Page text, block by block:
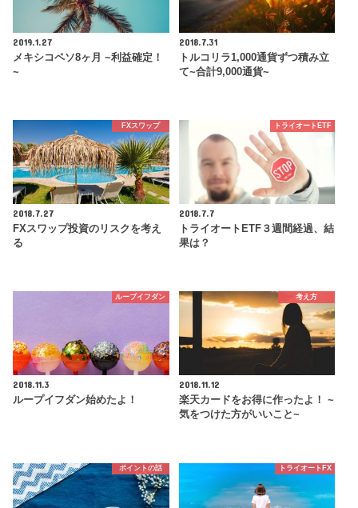
2019.1.27
メキシコペソ8ヶ月 ~利益確定！
~
2018.7.31
トルコリラ1,000通貨ずつ積み立
て~合計9,000通貨~
FXスワップ
2018.7.27
FXスワップ投資のリスクを考え
る
トライオートETF
2018.7.7
トライオートETF３週間経過、結
果は？
ループイフダン
2018.11.3
ループイフダン始めたよ！
考え方
2018.11.12
楽天カードをお得に作ったよ！ ~
気をつけた方がいいこと~
ポイントの話 トライオートFX